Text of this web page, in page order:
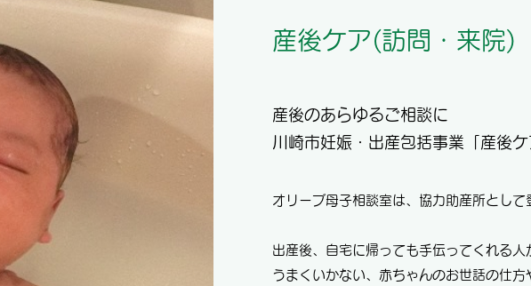
産後ケア(訪問・来院)
産後のあらゆるご相談に
川崎市妊娠・出産包括事業「産後ケ
オリーブ母子相談室は、協力助産所として
出産後、自宅に帰っても手伝ってくれる
うまくいかない、赤ちゃんのお世話の仕